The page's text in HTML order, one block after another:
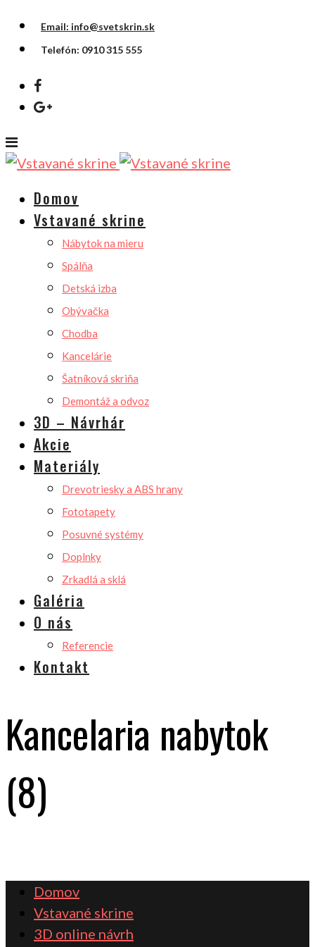
Email: info@svetskrin.sk
Telefón: 0910 315 555
Domov
Vstavané skrine
Nábytok na mieru
Spálňa
Detská izba
Obývačka
Chodba
Kancelárie
Šatníková skriňa
Demontáž a odvoz
3D – Návrhár
Akcie
Materiály
Drevotriesky a ABS hrany
Fototapety
Posuvné systémy
Doplnky
Zrkadlá a sklá
Galéria
O nás
Referencie
Kontakt
Kancelaria nabytok
(8)
Domov
Vstavané skrine
3D online návrh